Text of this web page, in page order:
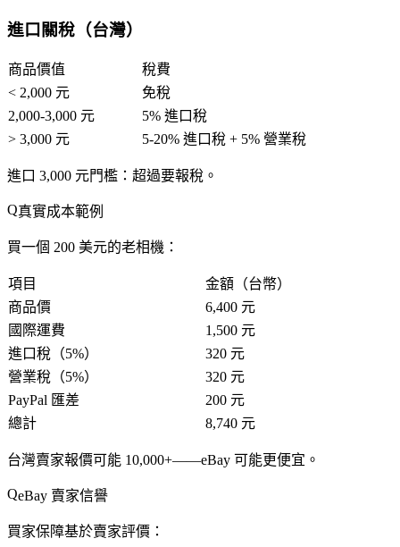
進口關稅（台灣）
商品價值
稅費
< 2,000 元
免稅
2,000-3,000 元
5% 進口稅
> 3,000 元
5-20% 進口稅 + 5% 營業稅
進口 3,000 元門檻 ：超過要報稅。
真實成本範例
買一個 200 美元的老相機 ：
項目
金額（台幣）
商品價
6,400 元
國際運費
1,500 元
進口稅（5%）
320 元
營業稅（5%）
320 元
PayPal 匯差
200 元
總計
8,740 元
台灣賣家報價可能 10,000+——eBay 可能更便宜。
eBay 賣家信譽
買家保障基於賣家評價：